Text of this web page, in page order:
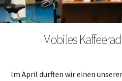
Mobiles
Im April durften wir einen